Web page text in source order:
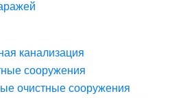
канализация
сооружения
очистные сооружения